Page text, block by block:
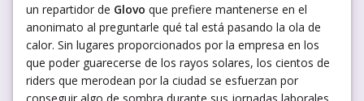
un repartidor de Glovo que prefiere mantenerse en el
anonimato al preguntarle qué tal está pasando la ola de
calor. Sin lugares proporcionados por la empresa en los
que poder guarecerse de los rayos solares, los cientos de
riders que merodean por la ciudad se esfuerzan por
conseguir algo de sombra durante sus jornadas laborales,